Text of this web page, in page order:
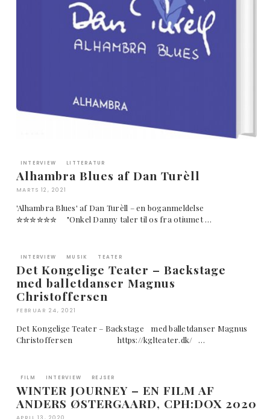
INTERVIEW LITTERATUR
Alhambra Blues af Dan Turèll
MARTS 12, 2021
'Alhambra Blues' af Dan Turèll – en boganmeldelse
✮✮✮✮✮✮ "Onkel Danny taler til os fra otiumet …
INTERVIEW MUSIK TEATER
Det Kongelige Teater – Backstage
med balletdanser Magnus
Christoffersen
FEBRUAR 24, 2021
Det Kongelige Teater – Backstage med balletdanser Magnus
Christoffersen https://kglteater.dk/ …
FILM INTERVIEW REJSER
WINTER JOURNEY – EN FILM AF
ANDERS ØSTERGAARD, CPH:DOX 2020